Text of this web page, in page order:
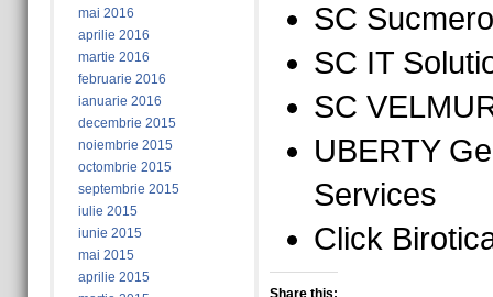
mai 2016
aprilie 2016
martie 2016
februarie 2016
ianuarie 2016
decembrie 2015
noiembrie 2015
octombrie 2015
septembrie 2015
iulie 2015
iunie 2015
mai 2015
aprilie 2015
SC
SC IT
SC
UBERTY
Services
Click
Share this: